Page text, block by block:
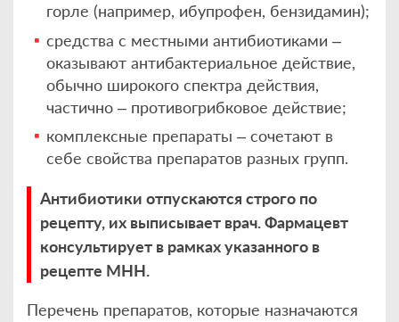
горле (например, ибупрофен, бензидамин);
средства с местными антибиотиками –
оказывают антибактериальное действие,
обычно широкого спектра действия,
частично – противогрибковое действие;
комплексные препараты – сочетают в
себе свойства препаратов разных групп.
Антибиотики отпускаются строго по
рецепту, их выписывает врач. Фармацевт
консультирует в рамках указанного в
рецепте МНН.
Перечень препаратов, которые назначаются